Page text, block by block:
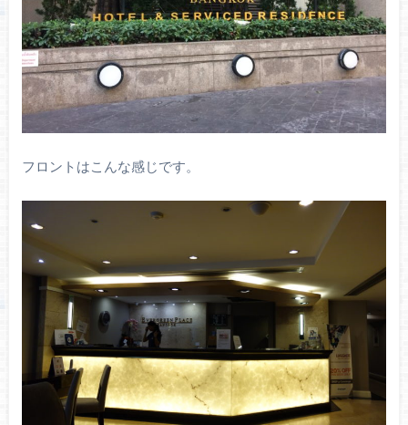
フロントはこんな感じです。